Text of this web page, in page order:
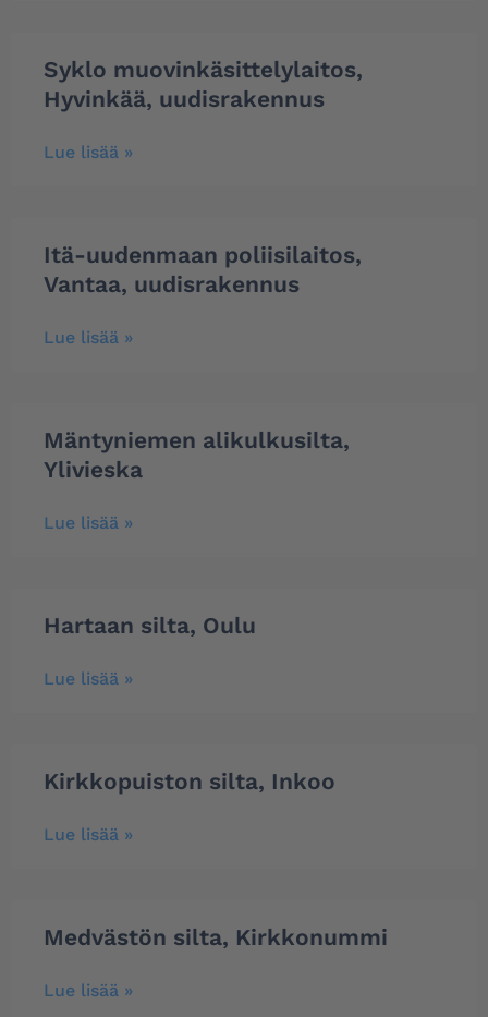
Syklo muovinkäsittelylaitos,
Hyvinkää, uudisrakennus
Lue lisää »
Itä-uudenmaan poliisilaitos,
Vantaa, uudisrakennus
Lue lisää »
Mäntyniemen alikulkusilta,
Ylivieska
Lue lisää »
Hartaan silta, Oulu
Lue lisää »
Kirkkopuiston silta, Inkoo
Lue lisää »
Medvästön silta, Kirkkonummi
Lue lisää »